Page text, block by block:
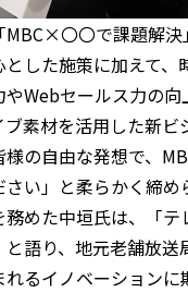
MBC×〇〇で課題解決
とした施策に加えて、
Webセールス力の
ブ素材を活用した新ビ
の自由な発想で、
い」と柔らかく締め
務めた中垣氏は、「テ
語り、地元老舗放送
るイノベーションに